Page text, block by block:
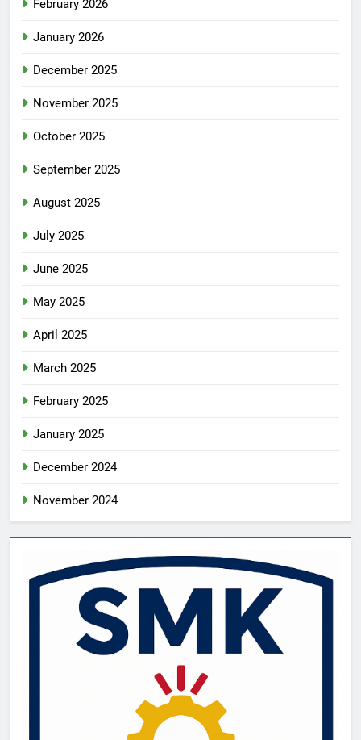
February 2026
January 2026
December 2025
November 2025
October 2025
September 2025
August 2025
July 2025
June 2025
May 2025
April 2025
March 2025
February 2025
January 2025
December 2024
November 2024